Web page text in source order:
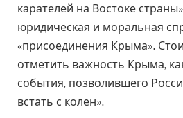
карателей на Востоке
юридическая и моральная
«присоединения Крыма».
отметить важность Крыма,
события, позволившего
встать с колен».